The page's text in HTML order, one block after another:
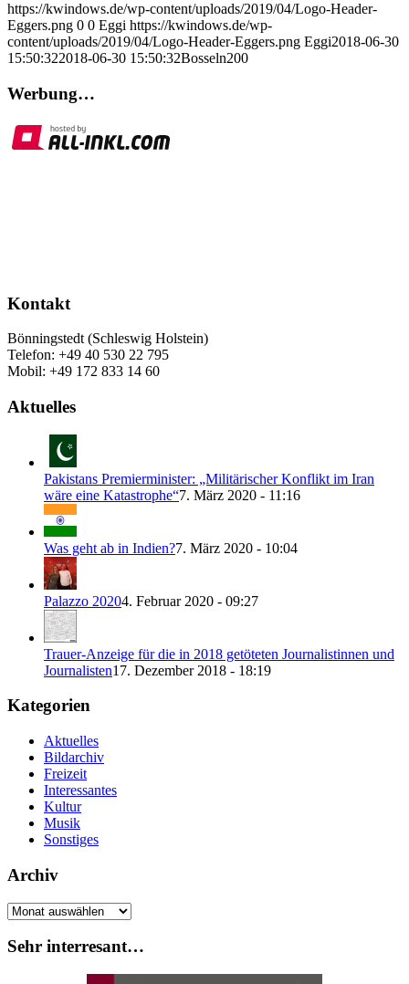
https://kwindows.de/wp-content/uploads/2019/04/Logo-Header-
Eggers.png 0 0 Eggi https://kwindows.de/wp-
content/uploads/2019/04/Logo-Header-Eggers.png Eggi2018-06-30
15:50:322018-06-30 15:50:32Bosseln200
Werbung…
Kontakt
Bönningstedt (Schleswig Holstein)
Telefon: +49 40 530 22 795
Mobil: +49 172 833 14 60
Aktuelles
Pakistans Premierminister: „Militärischer Konflikt im Iran
wäre eine Katastrophe“7. März 2020 - 11:16
Was geht ab in Indien?7. März 2020 - 10:04
Palazzo 20204. Februar 2020 - 09:27
Trauer-Anzeige für die in 2018 getöteten Journalistinnen und
Journalisten17. Dezember 2018 - 18:19
Kategorien
Aktuelles
Bildarchiv
Freizeit
Interessantes
Kultur
Musik
Sonstiges
Archiv
Archiv
Sehr interresant…